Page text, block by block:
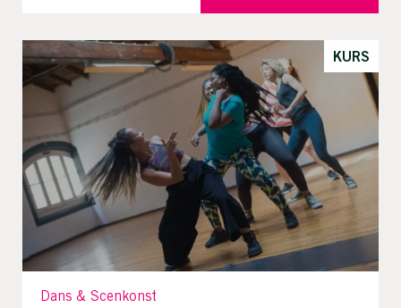
KURS
Dans & Scenkonst